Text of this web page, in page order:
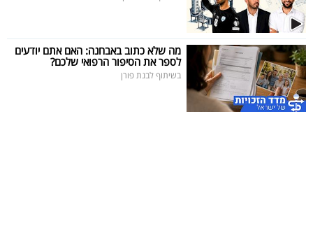
מה שלא כתוב באבחנה: האם אתם יודעים
לספר את הסיפור הרפואי שלכם?
בשיתוף לבנת פורן